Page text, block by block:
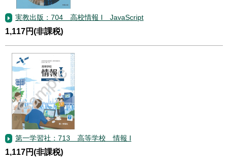
実教出版：704 高校情報 I JavaScript
1,117円(非課税)
第一学習社：713 高等学校 情報 I
1,117円(非課税)